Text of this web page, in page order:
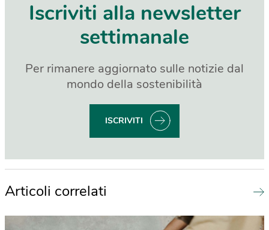
Iscriviti alla newsletter
settimanale
Per rimanere aggiornato sulle notizie dal
mondo della sostenibilità
ISCRIVITI
Articoli correlati